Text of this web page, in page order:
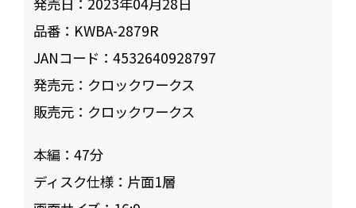
品番： KWBA-2879R
JANコード：4532640928797
発売元： クロックワークス
販売元： クロックワークス
本編：47
ディスク仕様： 片面1層